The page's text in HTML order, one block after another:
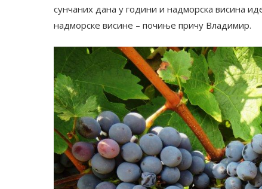
сунчаних дана у години и надморска висина
надморске висине – почиње причу Владимир.